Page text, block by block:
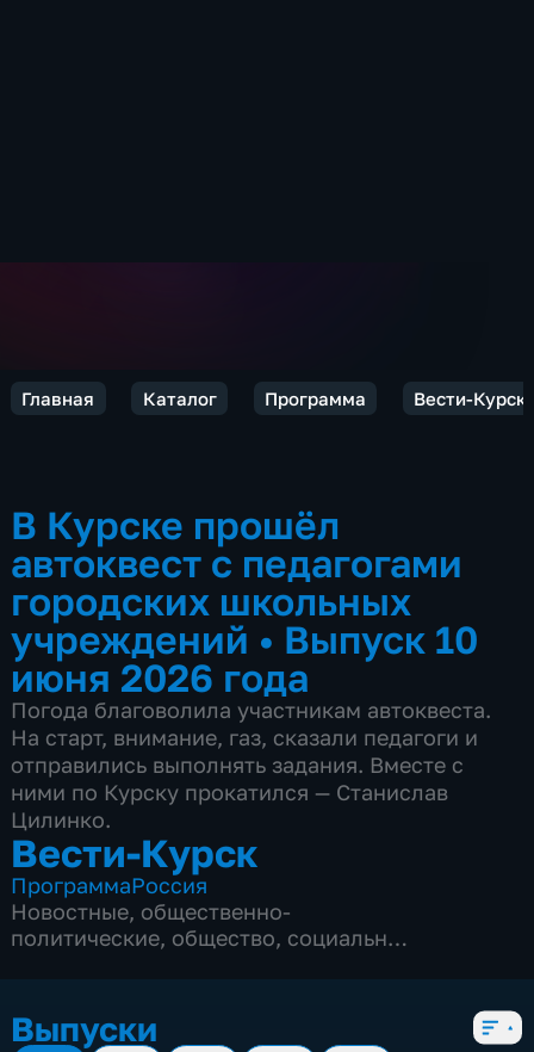
Главная Каталог Программа Вести-Курск
В Курске прошёл
автоквест с педагогами
городских школьных
учреждений • Выпуск 10
июня 2026 года
Погода благоволила участникам автоквеста.
На старт, внимание, газ, сказали педагоги и
отправились выполнять задания. Вместе с
ними по Курску прокатился — Станислав
Цилинко.
Вести-Курск
ПрограммаРоссия
Новостные, общественно-
политические, общество, социально-
Выпуски